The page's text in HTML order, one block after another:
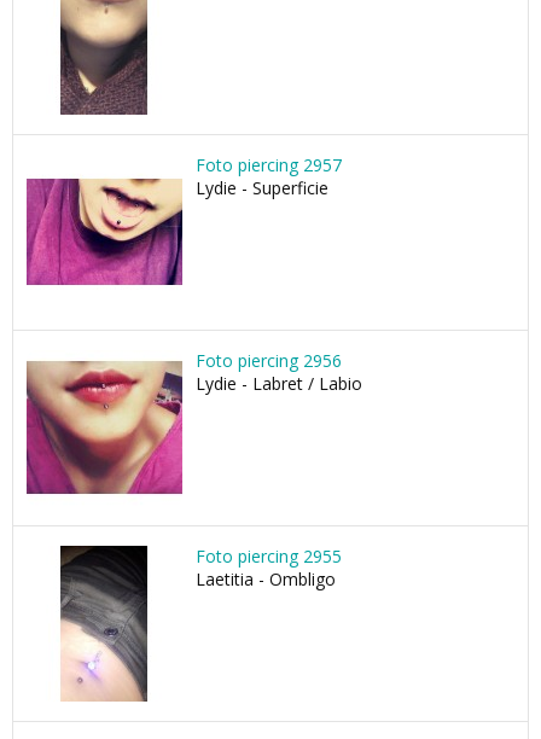
Foto piercing 2957
Lydie - Superficie
Foto piercing 2956
Lydie - Labret / Labio
Foto piercing 2955
Laetitia - Ombligo